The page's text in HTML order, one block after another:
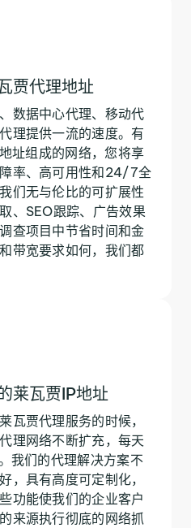
贾代理地址
数据中心代理、移动代
理提供一流的速度。有
址组成的网络，您将享
率、高可用性和24/7全
们无与伦比的可扩展性
、SEO跟踪、广告效果
查项目中节省时间和金
带宽要求如何，我们都
莱瓦贾IP地址
瓦贾代理服务的时候，
理网络不断扩充，每天
我们的代理解决方案不
，具有高度可定制化，
功能使我们的企业客户
来源执行彻底的网络抓